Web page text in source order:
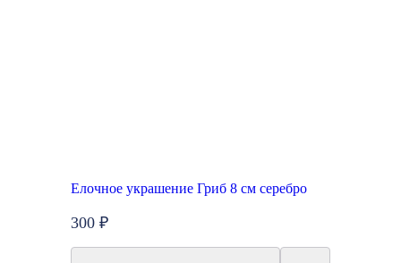
Елочное украшение Гриб 8 см серебро
300 ₽